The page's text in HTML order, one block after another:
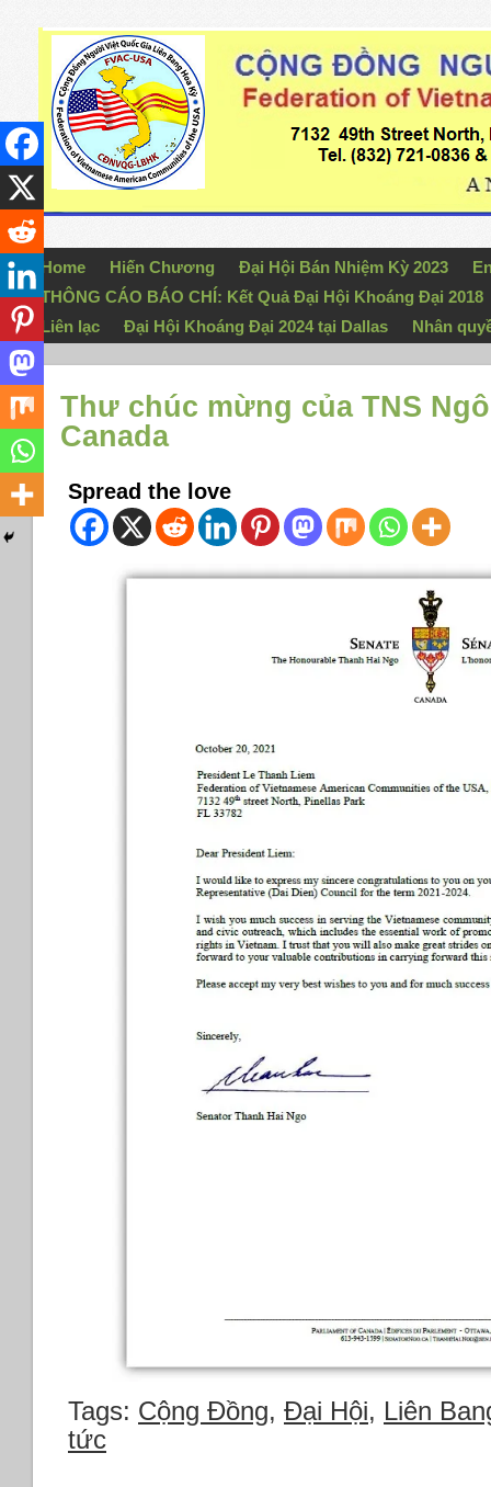
Home Hiến Chương Đại Hội Bán Nhiệm Kỳ 2023
THÔNG CÁO BÁO CHÍ: Kết Quả Đại Hội Khoáng Đại 2018
Liên lạc
Đại Hội Khoáng Đại 2024 tại Dallas Nhân
Thư chúc mừng của TNS
Canada
Spread the love
Tags: Cộng Đồng, Đại Hội, Liên
tức